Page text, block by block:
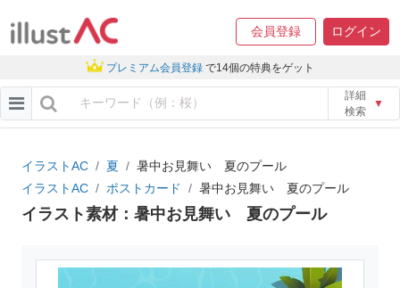
会員登録 ログイン
プレミアム会員登録 で14個の特典をゲット
詳細
検索
▼
イラストAC 夏
暑中お見舞い 夏のプール
イラストAC
ポストカード 暑中お見舞い 夏のプール
イラスト素材：暑中お見舞い 夏のプール